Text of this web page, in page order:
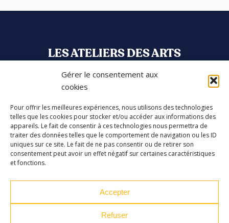
Gérer le consentement aux
cookies
Pour offrir les meilleures expériences, nous utilisons des technologies
telles que les cookies pour stocker et/ou accéder aux informations des
appareils. Le fait de consentir à ces technologies nous permettra de
traiter des données telles que le comportement de navigation ou les ID
uniques sur ce site. Le fait de ne pas consentir ou de retirer son
consentement peut avoir un effet négatif sur certaines caractéristiques
et fonctions.
Accepter
Refuser
LES ATELIERS DES ARTS
32 Rue 86E Régiment d'Infanterie
43000 Le Puy-en-Velay
04 71 04 37 35
ateliersdesarts@lepuyenvelay.fr
S'inscrire à la newsletter